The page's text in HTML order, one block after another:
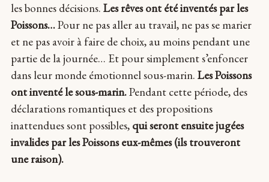
les bonnes décisions. Les rêves ont été inventés par les
Poissons…Pour ne pas aller au travail, ne pas se marier
et ne pas avoir à faire de choix, au moins pendant une
partie de la journée… Et pour simplement s’enfoncer
dans leur monde émotionnel sous-marin. Les Poissons
ont inventé le sous-marin.Pendant cette période, des
déclarations romantiques et des propositions
inattendues sont possibles, qui seront ensuite jugées
invalides par les Poissons eux-mêmes (ils trouveront
une raison).